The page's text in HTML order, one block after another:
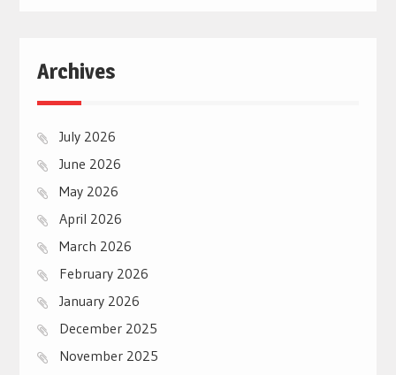
Archives
July 2026
June 2026
May 2026
April 2026
March 2026
February 2026
January 2026
December 2025
November 2025